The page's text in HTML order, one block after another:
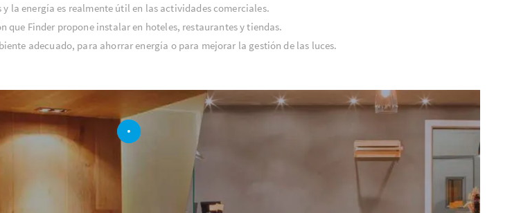
la energía es realmente útil en las actividades comerciales.
que Finder propone instalar en hoteles, restaurantes y tiendas.
adecuado, para ahorrar energía o para mejorar la gestión de las luces.